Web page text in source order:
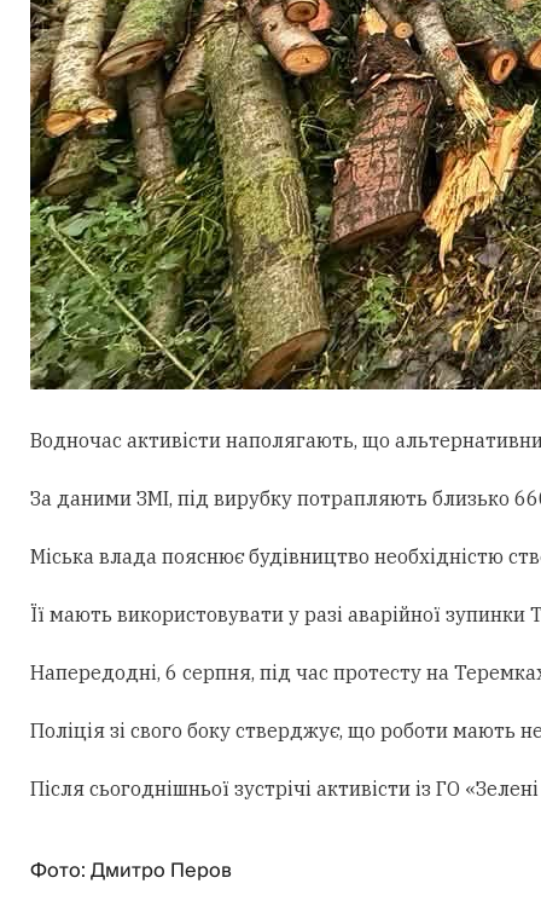
Водночас активісти наполягають, що
За даними ЗМІ, під вирубку потрапляють близько
Міська влада пояснює будівництво необхідністю
Її мають використовувати у разі аварійної
Напередодні, 6 серпня, під час протесту на
Поліція зі свого боку стверджує, що роботи мають
Після сьогоднішньої зустрічі активісти із ГО
Фото: Дмитро Перов